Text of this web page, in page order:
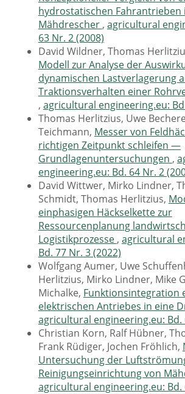
hydrostatischen Fahrantrieben
Mähdrescher , agricultural
63 Nr. 2 (2008)
David Wildner, Thomas
Modell zur Analyse der
dynamischen Lastverlagerung
Traktionsverhalten einer
, agricultural engineering.eu:
Thomas Herlitzius, Uwe
Teichmann, Messer von
richtigen Zeitpunkt schleifen —
Grundlagenuntersuchungen ,
engineering.eu: Bd. 64 Nr. 2
David Wittwer, Mirko Lindner,
Schmidt, Thomas Herlitzius,
einphasigen Häckselkette zur
Ressourcenplanung
Logistikprozesse , agricultural
Bd. 77 Nr. 3 (2022)
Wolfgang Aumer, Uwe
Herlitzius, Mirko Lindner, Mike
Michalke, Funktionsintegration
elektrischen Antriebes in eine
agricultural engineering.eu: Bd.
Christian Korn, Ralf Hübner,
Frank Rüdiger, Jochen Fröhlich,
Untersuchung der
Reinigungseinrichtung von
agricultural engineering.eu: Bd.